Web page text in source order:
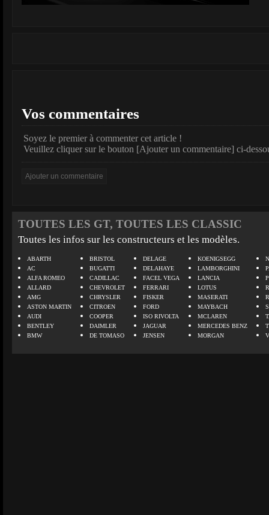
Vos commentaires
Soyez le premier à commenter cet article !
Veuillez cliquer sur le bouton [Ajouter un commentaire] ci-
TOUTES LES GT, TOUTES LES CLASSIC
Toutes les infos sur les constructeurs et les modèles.
ABARTH
AC
ALFA ROMEO
ALLARD
AMG
ASTON MARTIN
AUDI
BENTLEY
BMW
BRISTOL
BUGATTI
CADILLAC
CHEVROLET
CHRYSLER
CITROEN
COOPER
DAIMLER
DE TOMASO
DELAGE
DELAHAYE
FACEL VEGA
FERRARI
FISKER
FORD
ISO RIVOLTA
JAGUAR
JENSEN
KOENIGSEGG
LAMBORGHINI
LANCIA
LOTUS
MASERATI
MAYBACH
MCLAREN
MERCEDES BENZ
MORGAN